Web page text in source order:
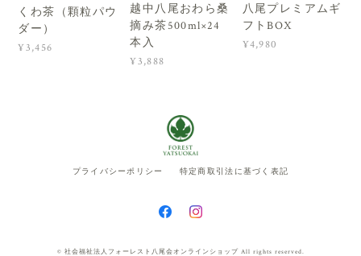
くわ茶（顆粒パウ
ダー）
¥3,456
越中八尾おわら桑
摘み茶500ml×24
本入
¥3,888
八尾プレミアムギ
フトBOX
¥4,980
プライバシーポリシー 特定商取引法に基づく表記
© 社会福祉法人フォーレスト八尾会オンラインショップ All rights reserved.